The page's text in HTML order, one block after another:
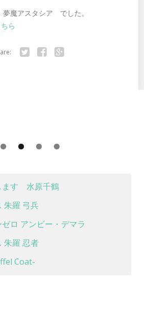
魔アスタシア でした。
ら
す 水原千鶴
羅 弓兵
ロ アンビー・デマラ
羅 忍者
Coat-